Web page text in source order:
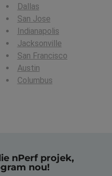
Dallas
San Jose
Indianapolis
Jacksonville
San Francisco
Austin
Columbus
nPerf projek,
nou!